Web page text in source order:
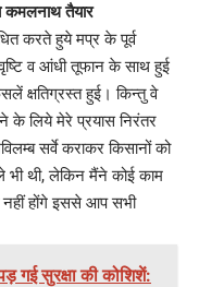
कमलनाथ तैयार
करते हुये मप्र के पूर्व
व आंधी तूफान के साथ हुई
क्षतिग्रस्त हुई। किन्तु वे
के लिये मेरे प्रयास निरंतर
सर्वे कराकर किसानों को
भी थी, लेकिन मैंने कोई काम
नहीं होंगे इससे आप सभी
गई सुरक्षा की कोशिशें: